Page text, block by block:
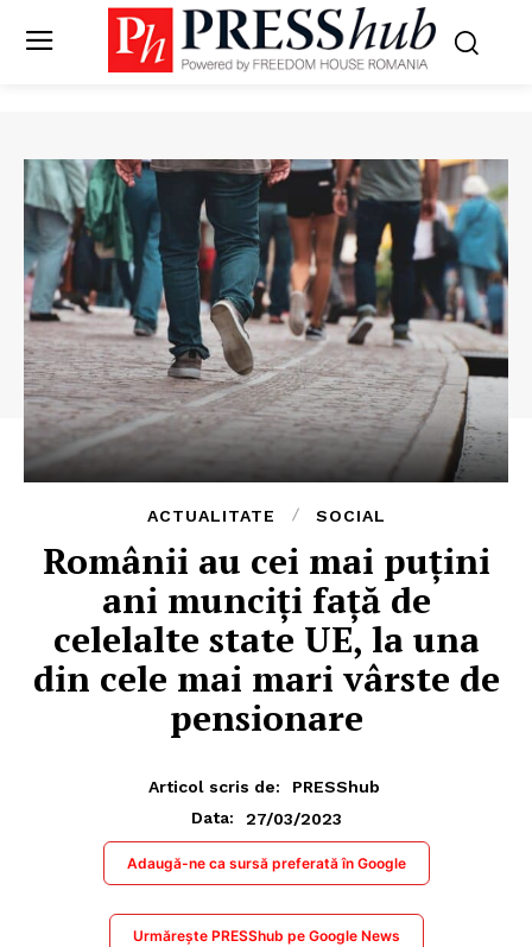
ACTUALITATE SOCIAL
Românii au cei mai puțini
ani munciți față de
celelalte state UE, la una
din cele mai mari vârste de
pensionare
Articol scris de:
PRESShub
Data:
27/03/2023
Adaugă-ne ca sursă preferată în Google
Urmărește PRESShub pe Google News